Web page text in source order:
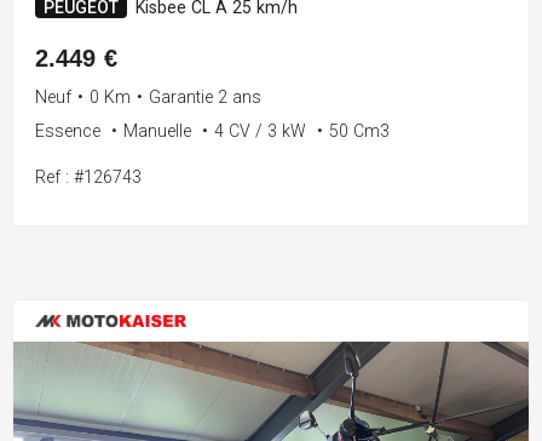
PEUGEOT Kisbee CL A 25 km/h
2.449 €
Neuf • 0 Km • Garantie 2 ans
Essence
• Manuelle • 4 CV / 3 kW • 50 Cm3
Ref : #126743